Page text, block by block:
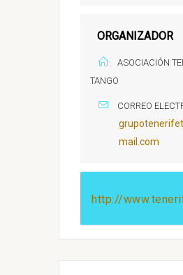
ORGANIZADOR
ASOCIACIÓN
TANGO
CORREO
mail.com
http://